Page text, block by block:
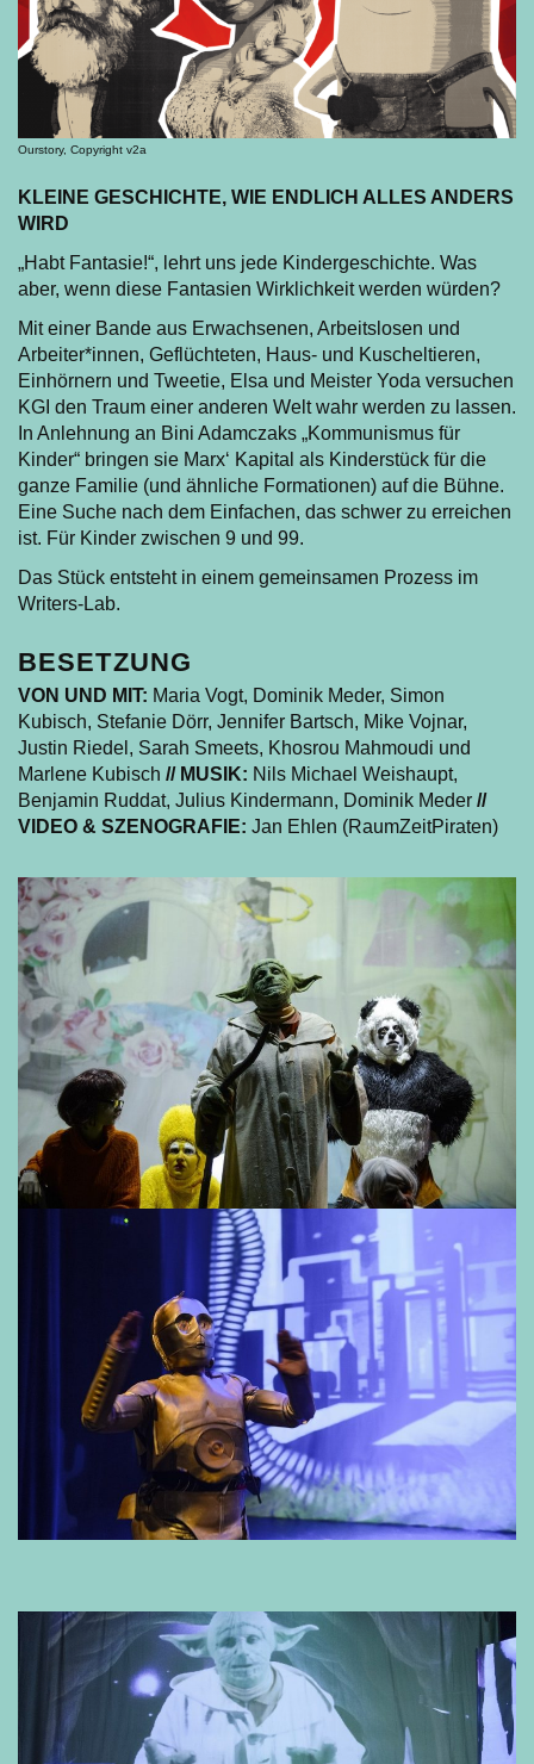
Ourstory, Copyright v2a
KLEINE GESCHICHTE, WIE ENDLICH ALLES ANDERS
WIRD
„Habt Fantasie!“, lehrt uns jede Kindergeschichte. Was
aber, wenn diese Fantasien Wirklichkeit werden würden?
Mit einer Bande aus Erwachsenen, Arbeitslosen und
Arbeiter*innen, Geflüchteten, Haus- und Kuscheltieren,
Einhörnern und Tweetie, Elsa und Meister Yoda versuchen
KGI den Traum einer anderen Welt wahr werden zu lassen.
In Anlehnung an Bini Adamczaks „Kommunismus für
Kinder“ bringen sie Marx‘ Kapital als Kinderstück für die
ganze Familie (und ähnliche Formationen) auf die Bühne.
Eine Suche nach dem Einfachen, das schwer zu erreichen
ist. Für Kinder zwischen 9 und 99.
Das Stück entsteht in einem gemeinsamen Prozess im
Writers-Lab.
BESETZUNG
VON UND MIT: Maria Vogt, Dominik Meder, Simon
Kubisch, Stefanie Dörr, Jennifer Bartsch, Mike Vojnar,
Justin Riedel, Sarah Smeets, Khosrou Mahmoudi und
Marlene Kubisch // MUSIK: Nils Michael Weishaupt,
Benjamin Ruddat, Julius Kindermann, Dominik Meder //
VIDEO & SZENOGRAFIE: Jan Ehlen (RaumZeitPiraten)